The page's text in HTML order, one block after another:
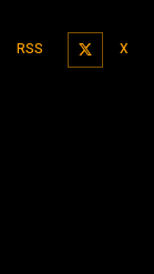
RSS X